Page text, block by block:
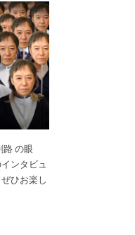
路 の眼
ンタビュ
ひお楽し